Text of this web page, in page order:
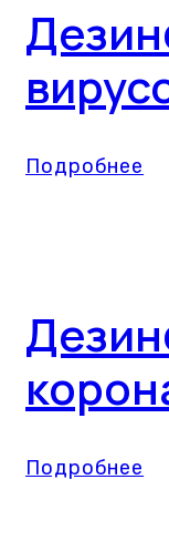
Подробнее
Подробнее